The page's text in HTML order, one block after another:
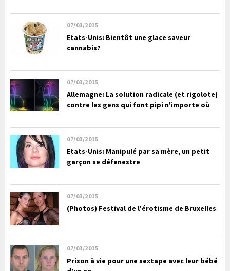
07/03/2015
Etats-Unis: Bientôt une glace saveur
cannabis?
07/03/2015
Allemagne: La solution radicale (et rigolote)
contre les gens qui font pipi n'importe où
07/03/2015
Etats-Unis: Manipulé par sa mère, un petit
garçon se défenestre
07/03/2015
(Photos) Festival de l'érotisme de Bruxelles
07/03/2015
Prison à vie pour une sextape avec leur bébé